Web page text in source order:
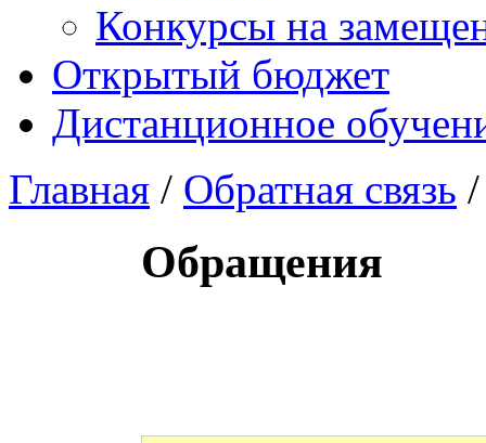
Конкурсы на
Открытый бюджет
Дистанционное
Главная / Обратная связь
Обращения